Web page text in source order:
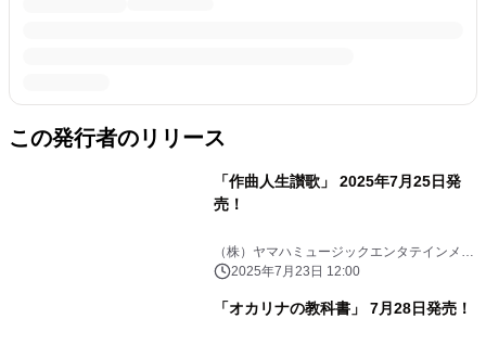
この発行者のリリース
「作曲人生讃歌」 2025年7月25日発
売！
（株）ヤマハミュージックエンタテインメン
トHD2025年7月23日 12:00
「オカリナの教科書」 7月28日発売！